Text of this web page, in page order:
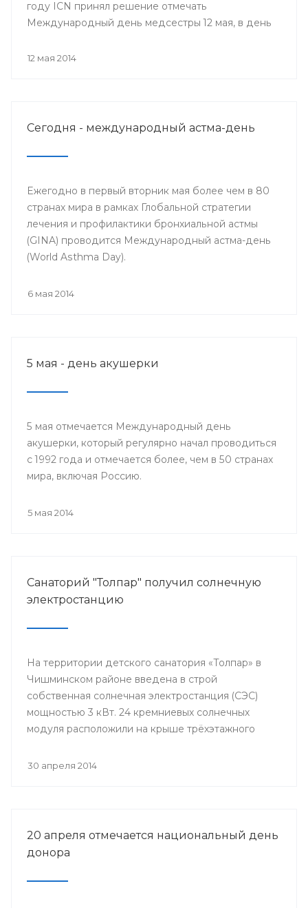
году ICN принял решение отмечать
Международный день медсестры 12 мая, в день
основательниц службы сестёр милосердия
12 мая 2014
Сегодня - международный астма-день
Ежегодно в первый вторник мая более чем в 80
странах мира в рамках Глобальной стратегии
лечения и профилактики бронхиальной астмы
(GINA) проводится Международный астма-день
(World Asthma Day).
6 мая 2014
5 мая - день акушерки
5 мая отмечается Международный день
акушерки, который регулярно начал проводиться
с 1992 года и отмечается более, чем в 50 странах
мира, включая Россию.
5 мая 2014
Санаторий "Толпар" получил солнечную
электростанцию
На территории детского санатория «Толпар» в
Чишминском районе введена в строй
собственная солнечная электростанция (СЭС)
мощностью 3 кВт. 24 кремниевых солнечных
модуля расположили на крыше трёхэтажного
30 апреля 2014
20 апреля отмечается национальный день
донора